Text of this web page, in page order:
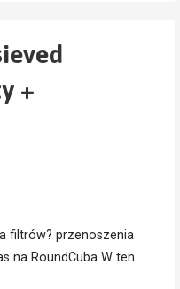
+
filtrów? przenoszenia
na RoundCuba W ten